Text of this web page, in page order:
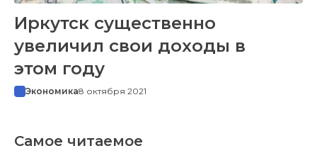
Иркутск существенно
увеличил свои доходы в
этом году
Экономика8 октября 2021
Самое читаемое